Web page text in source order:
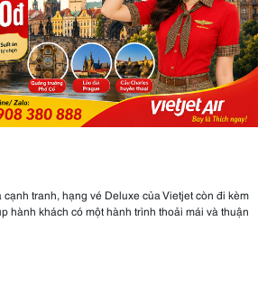
tranh, hạng vé Deluxe của Vietjet còn đi kèm
hành khách có một hành trình thoải mái và thuận